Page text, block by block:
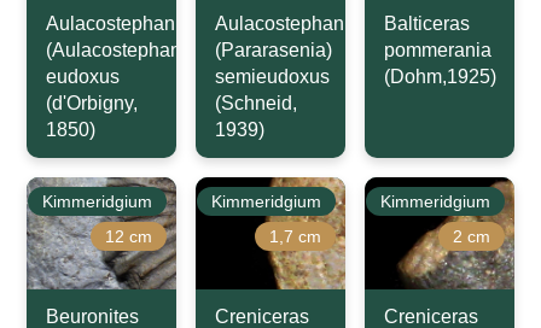
Aulacostephanus
(Aulacostephanus)
eudoxus
(d'Orbigny,
1850)
Aulacostephanus
(Pararasenia)
semieudoxus
(Schneid,
1939)
Balticeras
pommerania
(Dohm,1925)
Kimmeridgium
12 cm
Beuronites
Kimmeridgium
1,7 cm
Creniceras
Kimmeridgium
2 cm
Creniceras